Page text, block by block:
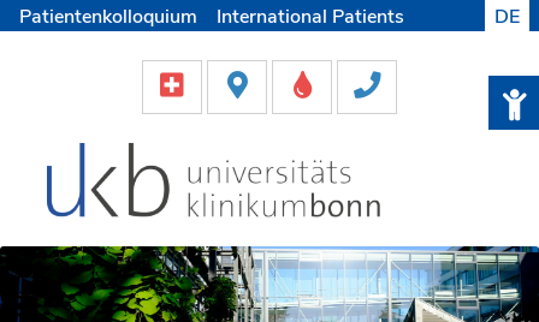
Patientenkolloquium
International Patients
Helfen & Spenden
Medien
DE